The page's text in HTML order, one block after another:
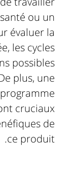
ou un
évaluer la
les cycles
possibles
plus, une
cruciaux
de
ce produit.